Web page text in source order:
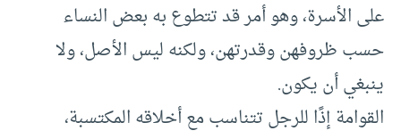
على الأسرة، وهو أمر قد تتطوع به بعض النساء
حسب ظروفهن وقدرتهن، ولكنه ليس الأصل، ولا
ينبغي أن يكون.
القوامة إذًا للرجل تتناسب مع أخلاقه المكتسبة،